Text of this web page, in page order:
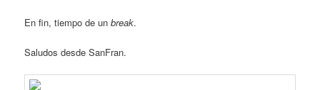
En fin, tiempo de unbreak.
Saludos desde SanFran.